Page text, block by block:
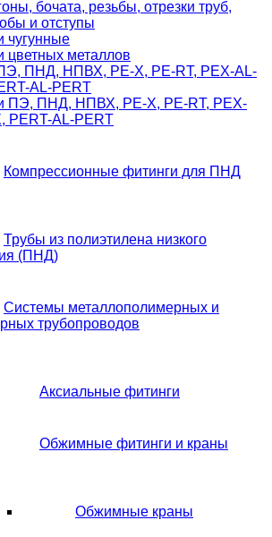
бочата, резьбы, отрезки труб,
и отступы
чугунные
цветных металлов
ПНД, НПВХ, PE-X, PE-RT, PEX-AL-
AL-PERT
ПЭ, ПНД, НПВХ, PE-X, PE-RT, PEX-
PERT-AL-PERT
Компрессионные фитинги для ПНД
Трубы из полиэтилена низкого
(ПНД)
Системы металлополимерных и
трубопроводов
Аксиальные фитинги
Обжимные фитинги и краны
Обжимные краны